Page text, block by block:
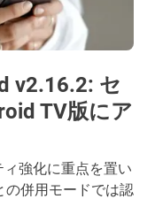
v2.16.2: セ
TV版にア
強化に重点を置い
の併用モードでは認